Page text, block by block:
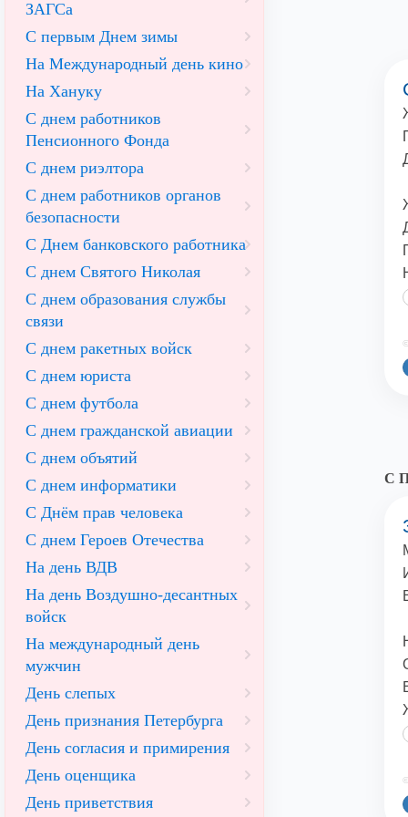
С
ЗАГСа
С первым Днем зимы
На Международный день кино
На Хануку
С днем работников
Пенсионного Фонда
С днем риэлтора
С днем работников органов
безопасности
С Днем банковского работника
С днем Святого Николая
С днем образования службы
связи
С днем ракетных войск
С днем юриста
С днем футбола
С днем гражданской авиации
С днем объятий
С днем информатики
С Днём прав человека
С днем Героев Отечества
На день ВДВ
На день Воздушно-десантных
войск
На международный день
мужчин
День слепых
День признания Петербурга
День согласия и примирения
День оценщика
День приветствия